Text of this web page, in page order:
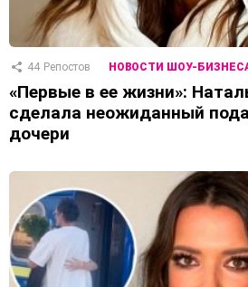
44 Репостов НОВОСТИ ШОУ-
«Первые в ее жизни»:
сделала неожиданный
дочери